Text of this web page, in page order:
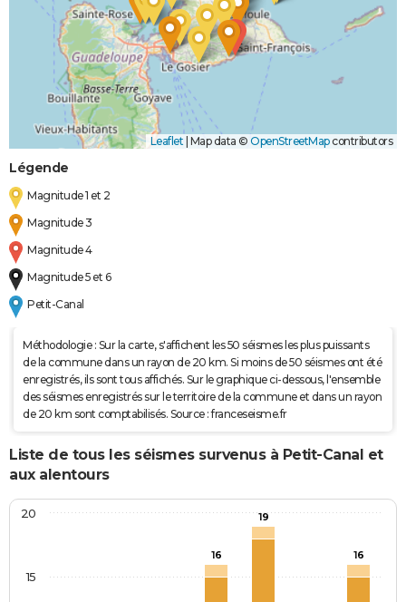
Leaflet | Map data © OpenStreetMapcontributors
Légende
Magnitude 1 et 2
Magnitude 3
Magnitude 4
Magnitude 5 et 6
Petit-Canal
Méthodologie : Sur la carte, s'affichent les 50 séismes les plus puissants
de la commune dans un rayon de 20 km. Si moins de 50 séismes ont été
enregistrés, ils sont tous affichés. Sur le graphique ci-dessous, l'ensemble
des séismes enregistrés sur le territoire de la commune et dans un rayon
de 20 km sont comptabilisés. Source : franceseisme.fr
Liste de tous les séismes survenus à Petit-Canal et
aux alentours
16
19
16
15
20